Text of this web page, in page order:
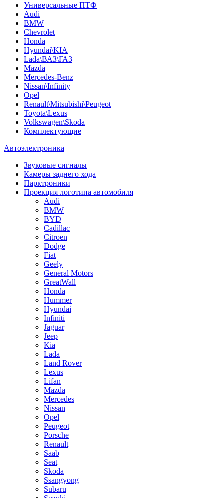
Универсальные ПТФ
Audi
BMW
Chevrolet
Honda
Hyundai\KIA
Lada\ВАЗ\ГАЗ
Mazda
Mercedes-Benz
Nissan\Infinity
Opel
Renault\Mitsubishi\Peugeot
Toyota\Lexus
Volkswagen\Skoda
Комплектующие
Автоэлектроника
Звуковые сигналы
Камеры заднего хода
Парктроники
Проекция логотипа автомобиля
Audi
BMW
BYD
Cadillac
Citroen
Dodge
Fiat
Geely
General Motors
GreatWall
Honda
Hummer
Hyundai
Infiniti
Jaguar
Jeep
Kia
Lada
Land Rover
Lexus
Lifan
Mazda
Mercedes
Nissan
Opel
Peugeot
Porsche
Renault
Saab
Seat
Skoda
Ssangyong
Subaru